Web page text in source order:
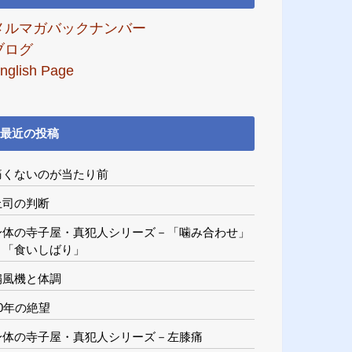
ルマガバックナンバー
ログ
Page
最近の投稿
くないのが当たり前
司の判断
の寺子屋・真犯人シリーズ－「噛み合わせ」
食いしばり」
風機と体調
年の絶望
体の寺子屋・真犯人シリーズ－左膝痛